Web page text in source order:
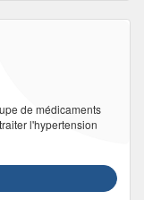
de médicaments
l'hypertension